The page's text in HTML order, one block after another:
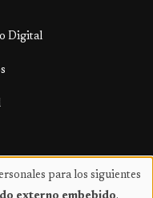
Digital
para los siguientes